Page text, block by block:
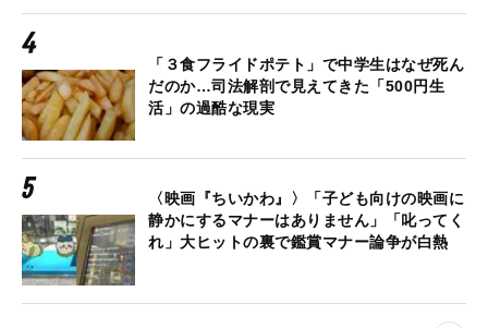
「３食フライドポテト」で中学生はなぜ死ん
だのか…司法解剖で見えてきた「500円生
活」の過酷な現実
〈映画『ちいかわ』〉「子ども向けの映画に
静かにするマナーはありません」「叱ってく
れ」大ヒットの裏で鑑賞マナー論争が白熱